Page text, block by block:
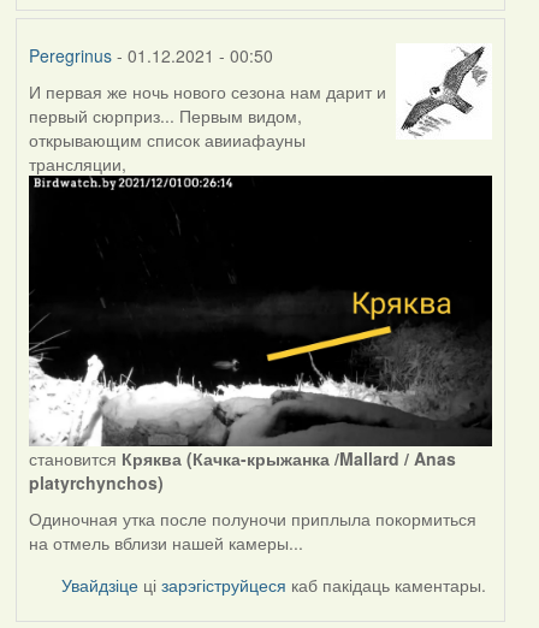
Peregrinus- 01.12.2021 - 00:50
И первая же ночь нового сезона нам дарит и
первый сюрприз... Первым видом,
открывающим список авииафауны
трансляции,
становится Кряква (Качка-крыжанка /Mallard / Anas
platyrchynchos)
Одиночная утка после полуночи приплыла покормиться
на отмель вблизи нашей камеры...
Увайдзіце цізарэгіструйцеся каб пакідаць каментары.